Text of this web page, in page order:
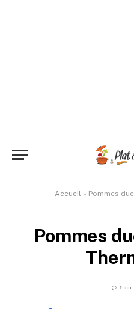
Accueil » Pommes
Pommes
2